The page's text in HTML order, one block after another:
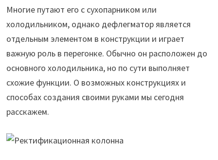
Многие путают его с сухопарником или
холодильником, однако дефлегматор является
отдельным элементом в конструкции и играет
важную роль в перегонке. Обычно он расположен до
основного холодильника, но по сути выполняет
схожие функции. О возможных конструкциях и
способах создания своими руками мы сегодня
расскажем.